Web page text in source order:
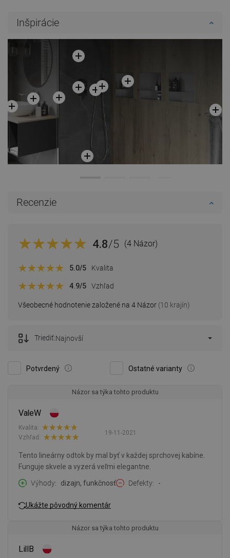
Inšpirácie
Recenzie
4.8/5 (4 Názor)
Všeobecné hodnotenie založené na 4 Názor (10 krajín)
5.0/5 Kvalita
4.9/5 Vzhľad
Potvrdený Ostatné varianty
Triediť:Najnovší
Názor sa týka tohto produktu
ValeW
19-11-2021
Kvalita:
Vzhľad:
Tento lineárny odtok by mal byť v každej sprchovej kabíne.
Funguje skvele a vyzerá veľmi elegantne.
Výhody
dizajn, funkčnosť Defekty -
Ukážte pôvodný komentár
Názor sa týka tohto produktu
LillB